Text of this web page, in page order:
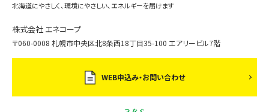
北海道にやさしく、環境にやさしい、エネルギーを届けます
株式会社 エネコープ
〒060-0008 札幌市中央区北8条西18丁目35-100 エアリービル7階
WEB申込み・お問い合わせ